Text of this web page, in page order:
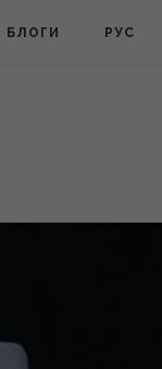
БЛОГИ РУС